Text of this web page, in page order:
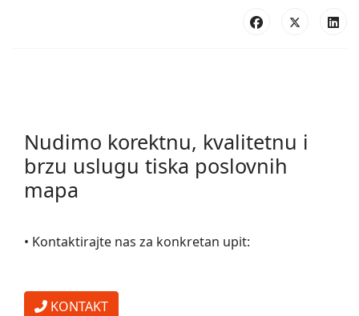
Nudimo korektnu, kvalitetnu i
brzu uslugu tiska poslovnih
mapa
• Kontaktirajte nas za konkretan upit:
KONTAKT